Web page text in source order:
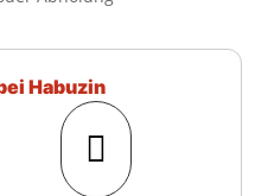
Habuzin
